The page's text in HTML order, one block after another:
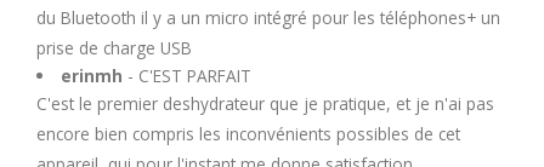
V
du Bluetooth il y a un micro intégré pour les téléphones+ un
prise de charge USB
erinmh - C'EST PARFAIT
C'est le premier deshydrateur que je pratique, et je n'ai pas
encore bien compris les inconvénients possibles de cet